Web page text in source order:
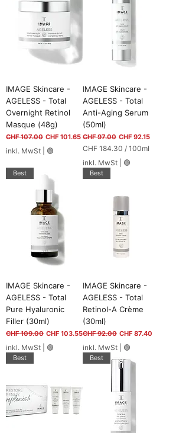
IMAGE Skincare -
AGELESS - Total
Overnight Retinol
Masque (48g)
Standardpreis
CHF 107.00 Sale-Preis
CHF 101.65
inkl. MwSt 🟢
IMAGE Skincare -
AGELESS - Total
Anti-Aging Serum
(50ml)
Standardpreis
CHF 97.00 Sale-Preis
CHF 92.15
CHF 184.30 / 100ml
H
1
0
0
M
i
l
i
i
inkl. MwSt 🟢
Best
IMAGE Skincare -
AGELESS - Total
Pure Hyaluronic
Filler (30ml)
Standardpreis
CHF 109.00 Sale-Preis
CHF 103.55
inkl. MwSt 🟢
Best
IMAGE Skincare -
AGELESS - Total
Retinol-A Crème
(30ml)
Standardpreis
CHF 92.00 Sale-Preis
CHF 87.40
inkl. MwSt 🟢
Best Best